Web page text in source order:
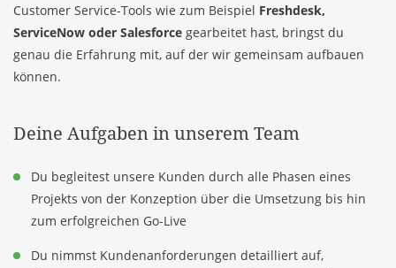
Customer Service-Tools wie zum Beispiel Freshdesk,
ServiceNow oder Salesforce gearbeitet hast, bringst du
genau die Erfahrung mit, auf der wir gemeinsam aufbauen
können.
Deine Aufgaben in unserem Team
Du begleitest unsere Kunden durch alle Phasen eines
Projekts von der Konzeption über die Umsetzung bis hin
zum erfolgreichen Go-Live
Du nimmst Kundenanforderungen detailliert auf,